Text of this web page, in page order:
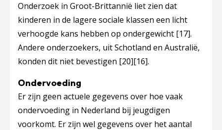
Onderzoek in Groot-Brittannië liet zien dat
kinderen in de lagere sociale klassen een licht
verhoogde kans hebben op ondergewicht [17].
Andere onderzoekers, uit Schotland en Australië,
konden dit niet bevestigen [20][16].
Ondervoeding
Er zijn geen actuele gegevens over hoe vaak
ondervoeding in Nederland bij jeugdigen
voorkomt. Er zijn wel gegevens over het aantal